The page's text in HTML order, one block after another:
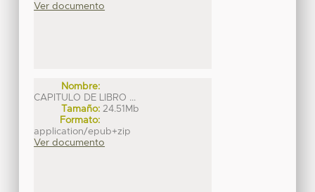
Ver documento
Nombre:
CAPITULO DE LIBRO ...
Tamaño: 24.51Mb
Formato:
application/epub+zip
Ver documento